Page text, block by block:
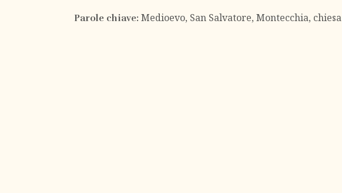
Parole chiave:Medioevo, San Salvatore, Montecchia, chiesa